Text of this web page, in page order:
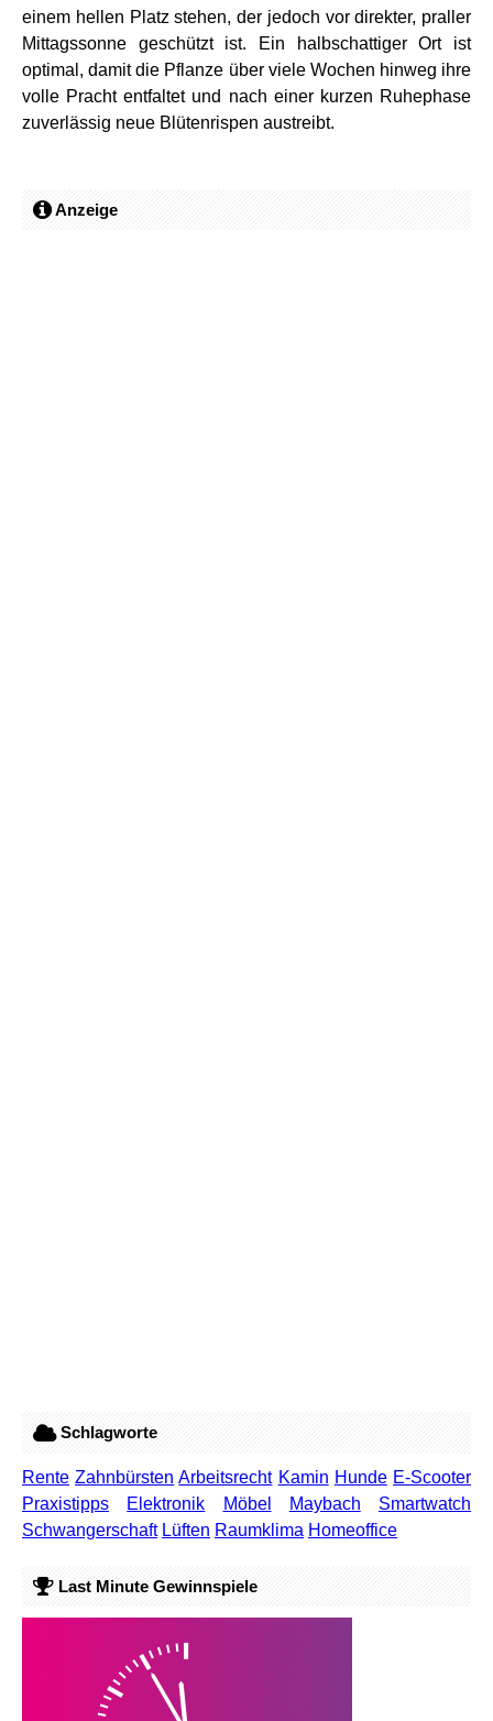
einem hellen Platz stehen, der jedoch vor direkter, praller
Mittagssonne geschützt ist. Ein halbschattiger Ort ist
optimal, damit die Pflanze über viele Wochen hinweg ihre
volle Pracht entfaltet und nach einer kurzen Ruhephase
zuverlässig neue Blütenrispen austreibt.
Anzeige
Schlagworte
Rente Zahnbürsten Arbeitsrecht Kamin Hunde E-Scooter
Praxistipps
Elektronik Möbel Maybach
Smartwatch
Schwangerschaft Lüften Raumklima Homeoffice
Last Minute Gewinnspiele